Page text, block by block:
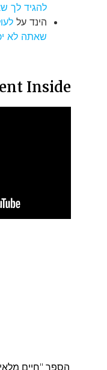
להגיד לך
הינד על
שאתה לא
Inside
הספר "חיים